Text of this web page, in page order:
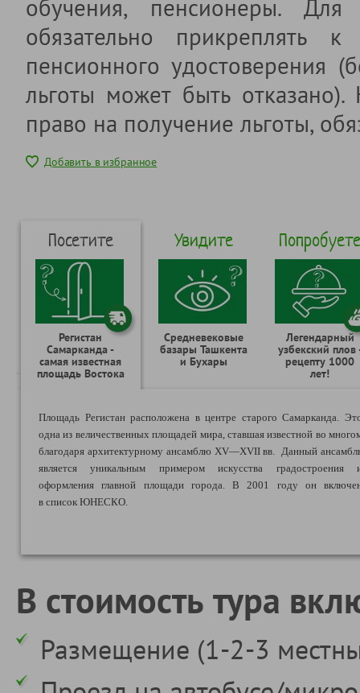
обучения, пенсионеры. Для
обязательно прикреплять
пенсионного удостоверения
льготы может быть
право на получение льготы,
Добавить в избранное
Посетите
Регистан
Самарканда -
самая известная
площадь Востока
Увидите
Средневековые
базары Ташкента
и Бухары
Попробуете
Легендарный
узбекский плов
рецепту 1000
лет!
Площадь Регистан расположена в центре старого Самарканда.
одна из величественных площадей мира, ставшая известной во
благодаря архитектурному ансамблю XV—XVII вв.Данный
является уникальным примером искусства градостроения
оформления главной площади города. В 2001 году он
в список ЮНЕСКО.
В стоимость тура
Размещение (1-2-3